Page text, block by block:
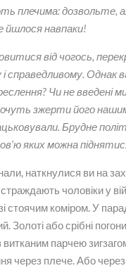
плечима: дозвольте,
йшлося навпаки!
від чогось,
справедливому.
Чи не
хочуть зжерти його
Брудне
яких можна
наткнулися ви на
чоловіки у
стоячим коміром. У
або срібні
з витканим парчею
через плече. Або